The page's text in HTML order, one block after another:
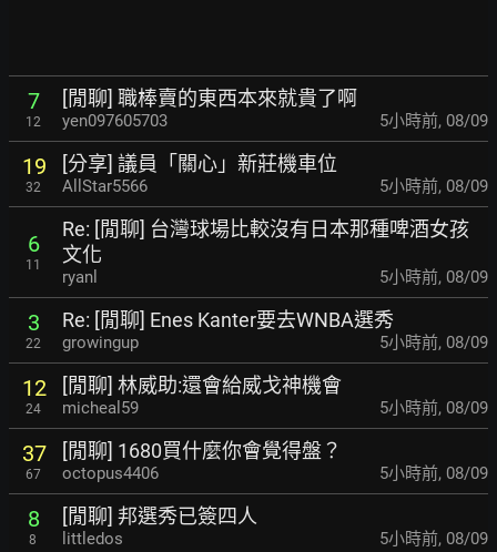
7
12
[閒聊] 職棒賣的東西本來就貴了啊
yen097605703 5小時前, 08/09
19
32
[分享] 議員「關心」新莊機車位
AllStar5566 5小時前, 08/09
6
11
Re: [閒聊] 台灣球場比較沒有日本那種啤酒女孩
文化
ryanl 5小時前, 08/09
3
22
Re: [閒聊] Enes Kanter要去WNBA選秀
growingup 5小時前, 08/09
12
24
[閒聊] 林威助:還會給威戈神機會
micheal59 5小時前, 08/09
37
67
[閒聊] 1680買什麼你會覺得盤？
octopus4406 5小時前, 08/09
8
8
[閒聊] 邦選秀已簽四人
littledos 5小時前, 08/09